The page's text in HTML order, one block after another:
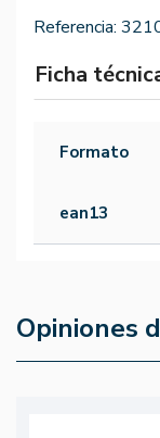
Referencia:
Ficha
Formato
ean13
Opiniones